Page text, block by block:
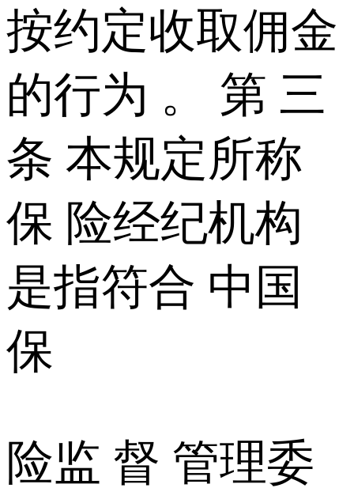
按约定收取佣金
的行为 。 第 三
条 本规定所称
保 险经纪机构
是指符合 中国
保
险监 督 管理委